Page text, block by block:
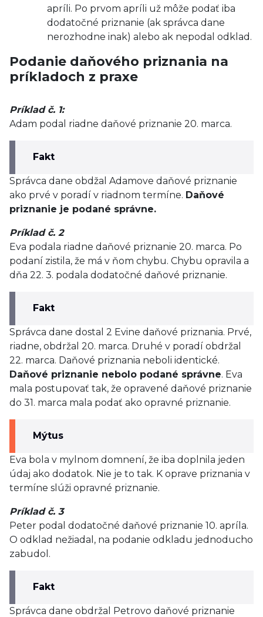
apríli. Po prvom apríli už môže podať iba
dodatočné priznanie (ak správca dane
nerozhodne inak) alebo ak nepodal odklad.
Podanie daňového priznania na
príkladoch z praxe
Príklad č. 1:
Adam podal riadne daňové priznanie 20. marca.
Fakt
Správca dane obdžal Adamove daňové priznanie
ako prvé v poradí v riadnom termíne. Daňové
priznanie je podané správne.
Príklad č. 2
Eva podala riadne daňové priznanie 20. marca. Po
podaní zistila, že má v ňom chybu. Chybu opravila a
dňa 22. 3. podala dodatočné daňové priznanie.
Fakt
Správca dane dostal 2 Evine daňové priznania. Prvé,
riadne, obdržal 20. marca. Druhé v poradí obdržal
22. marca. Daňové priznania neboli identické.
Daňové priznanie nebolo podané správne. Eva
mala postupovať tak, že opravené daňové priznanie
do 31. marca mala podať ako opravné priznanie.
Mýtus
Eva bola v mylnom domnení, že iba doplnila jeden
údaj ako dodatok. Nie je to tak. K oprave priznania v
termíne slúži opravné priznanie.
Príklad č. 3
Peter podal dodatočné daňové priznanie 10. apríla.
O odklad nežiadal, na podanie odkladu jednoducho
zabudol.
Fakt
Správca dane obdržal Petrovo daňové priznanie